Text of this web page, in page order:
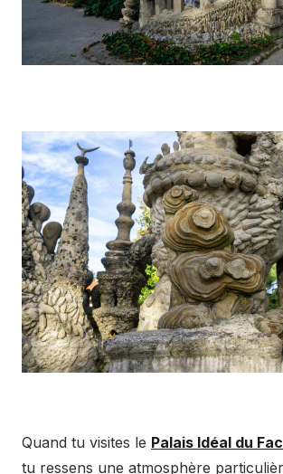
Quand tu visites le Palais Idéal du
tu ressens une atmosphère